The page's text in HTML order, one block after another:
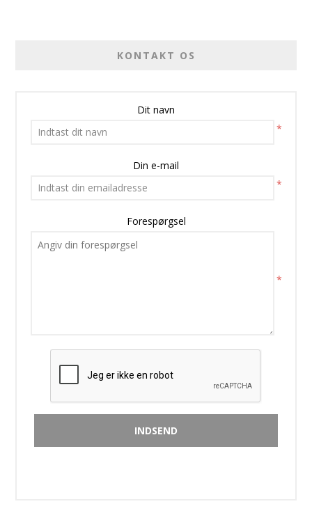
KONTAKT OS
Dit navn
*
Din e-mail
*
Forespørgsel
*